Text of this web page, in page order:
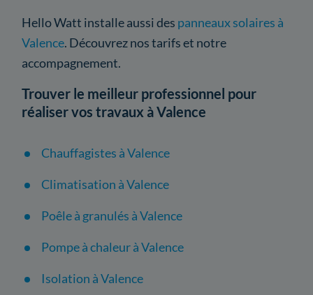
Hello Watt installe aussi des panneaux solaires à
Valence. Découvrez nos tarifs et notre
accompagnement.
Trouver le meilleur professionnel pour
réaliser vos travaux à Valence
Chauffagistes à Valence
Climatisation à Valence
Poêle à granulés à Valence
Pompe à chaleur à Valence
Isolation à Valence